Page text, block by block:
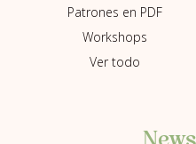
Patrones en PDF
Workshops
Ver todo